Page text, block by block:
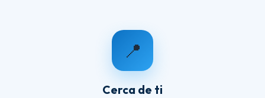
📍
Cerca de ti